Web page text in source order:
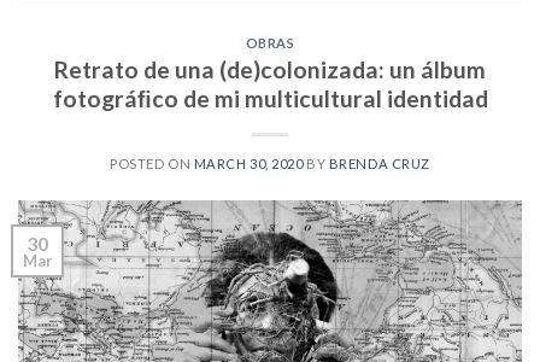
OBRAS
Retrato de una (de)colonizada: un álbum
fotográﬁco de mi multicultural identidad
POSTED ON MARCH 30, 2020BY BRENDA CRUZ
30
Mar